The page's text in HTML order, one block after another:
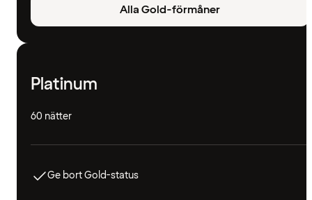
Alla Gold-förmåner
Platinum
60 nätter
Ge bort Gold-status